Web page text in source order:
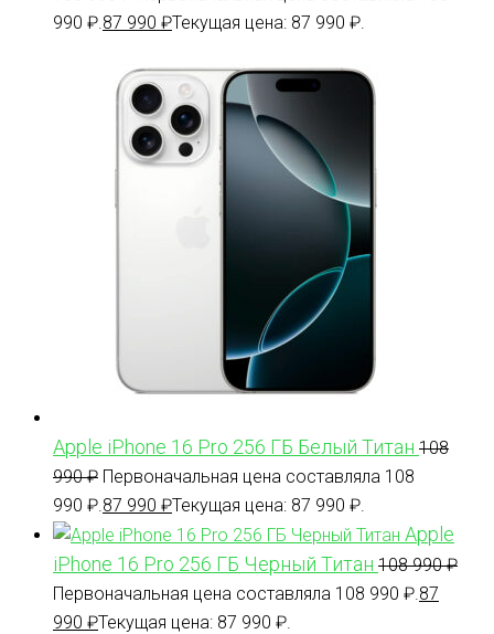
990 ₽. 87 990 ₽Текущая цена: 87 990 ₽.
Apple iPhone 16 Pro 256 ГБ Белый Титан 108
990₽ Первоначальная цена составляла 108
990 ₽. 87 990 ₽Текущая цена: 87 990 ₽.
Apple
iPhone 16 Pro 256 ГБ Черный Титан 108 990₽
Первоначальная цена составляла 108 990 ₽. 87
990 ₽Текущая цена: 87 990 ₽.